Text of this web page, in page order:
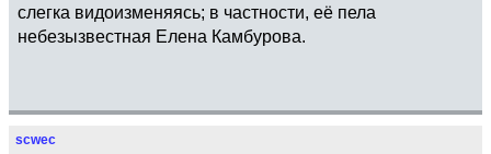
слегка видоизменяясь; в частности, её пела
небезызвестная Елена Камбурова.
scwec